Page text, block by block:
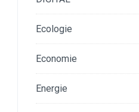
Ecologie
Economie
Energie